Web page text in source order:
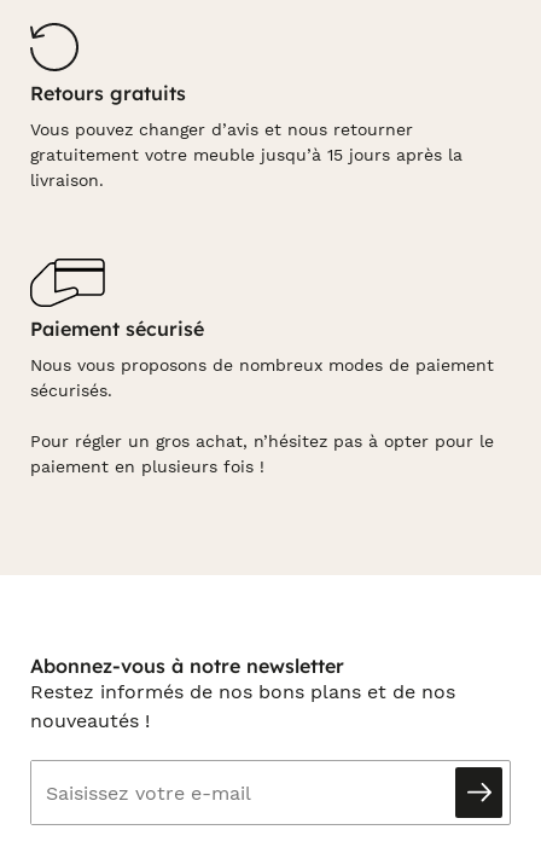
Retours gratuits
Vous pouvez changer d’avis et nous retourner
gratuitement votre meuble jusqu’à 15 jours après la
livraison.
Paiement sécurisé
Nous vous proposons de nombreux modes de paiement
sécurisés.
Pour régler un gros achat, n’hésitez pas à opter pour le
paiement en plusieurs fois !
Abonnez-vous à notre newsletter
Restez informés de nos bons plans et de nos
nouveautés !